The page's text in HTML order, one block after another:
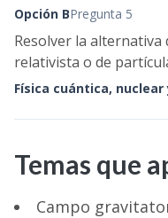
Opción BPregunta 5
Resolver la alternativa
relativista o de
Física cuántica,
Temas que
Campo